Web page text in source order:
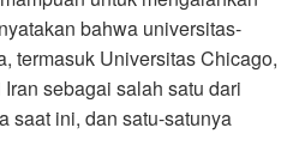
bahwa universitas-
termasuk Universitas Chicago,
sebagai salah satu dari
saat ini, dan satu-satunya